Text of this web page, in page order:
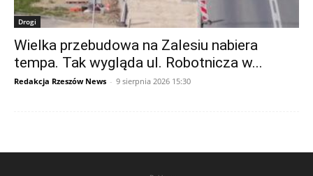
Drogi
Wielka przebudowa na Zalesiu nabiera
tempa. Tak wygląda ul. Robotnicza w...
Redakcja Rzeszów News - 9 sierpnia 2026 15:30